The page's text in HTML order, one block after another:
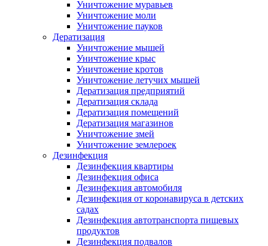
Уничтожение муравьев
Уничтожение моли
Уничтожение пауков
Дератизация
Уничтожение мышей
Уничтожение крыс
Уничтожение кротов
Уничтожение летучих мышей
Дератизация предприятий
Дератизация склада
Дератизация помещений
Дератизация магазинов
Уничтожение змей
Уничтожение землероек
Дезинфекция
Дезинфекция квартиры
Дезинфекция офиса
Дезинфекция автомобиля
Дезинфекция от коронавируса в детских
садах
Дезинфекция автотранспорта пищевых
продуктов
Дезинфекция подвалов